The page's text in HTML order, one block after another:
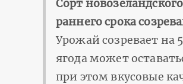
Сорт
раннего срока
Урожай созревает на
ягода может
при этом вкусовые